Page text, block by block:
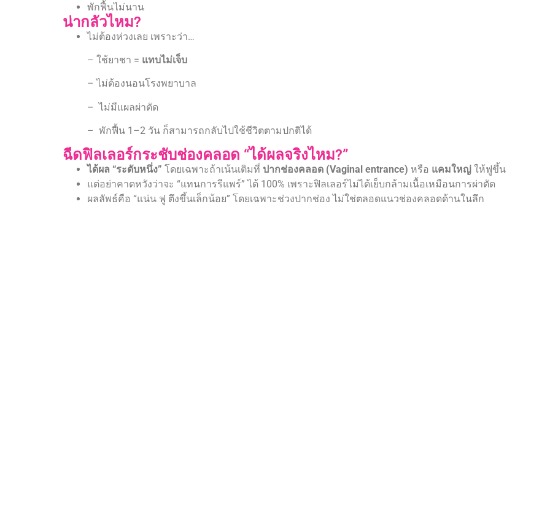
พักฟื้นไม่นาน
น่ากลัวไหม?
ไม่ต้องห่วงเลย เพราะว่า…
– ใช้ยาชา = แทบไม่เจ็บ
– ไม่ต้องนอนโรงพยาบาล
– ไม่มีแผลผ่าตัด
– พักฟื้น 1–2 วัน ก็สามารถกลับไปใช้ชีวิตตามปกติได้
ฉีดฟิลเลอร์กระชับช่องคลอด “ได้ผลจริงไหม?”
ได้ผล “ระดับหนึ่ง” โดยเฉพาะถ้าเน้นเติมที่ ปากช่องคลอด (Vaginal entrance) หรือ แคมใหญ่ ให้ฟูขึ้น
แต่อย่าคาดหวังว่าจะ “แทนการรีแพร์” ได้ 100% เพราะฟิลเลอร์ไม่ได้เย็บกล้ามเนื้อเหมือนการผ่าตัด
ผลลัพธ์คือ “แน่น ฟู ตึงขึ้นเล็กน้อย” โดยเฉพาะช่วงปากช่อง ไม่ใช่ตลอดแนวช่องคลอดด้านในลึก